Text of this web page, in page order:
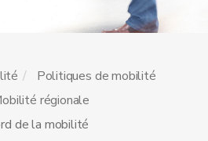
Politiques de mobilité
régionale
de la mobilité